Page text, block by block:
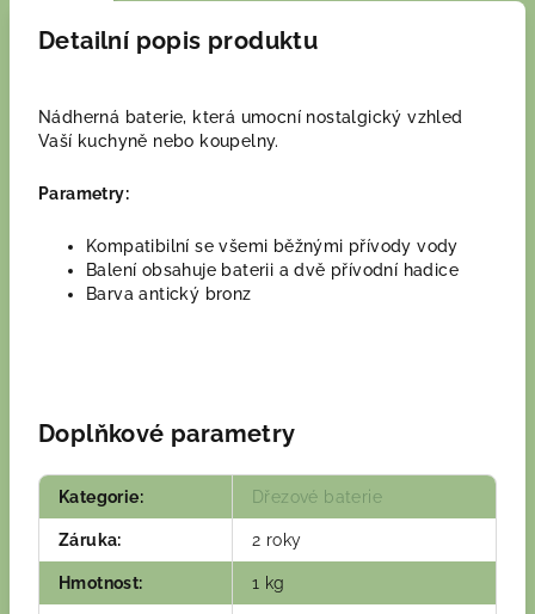
Detailní popis produktu
Nádherná baterie, která umocní nostalgický vzhled
Vaší kuchyně nebo koupelny.
Parametry:
Kompatibilní se všemi běžnými přívody vody
Balení obsahuje baterii a dvě přívodní hadice
Barva antický bronz
Doplňkové parametry
Kategorie: Dřezové baterie
Záruka: 2 roky
Hmotnost: 1 kg